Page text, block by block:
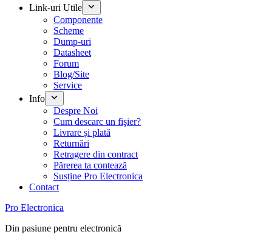
Link-uri Utile
Componente
Scheme
Dump-uri
Datasheet
Forum
Blog/Site
Service
Info
Despre Noi
Cum descarc un fişier?
Livrare și plată
Returnări
Retragere din contract
Părerea ta contează
Susține Pro Electronica
Contact
Pro Electronica
Din pasiune pentru electronică